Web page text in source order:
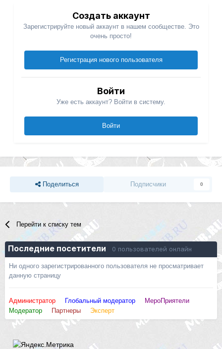
Создать аккаунт
Зарегистрируйте новый аккаунт в нашем сообществе. Это
очень просто!
Регистрация нового пользователя
Войти
Уже есть аккаунт? Войти в систему.
Войти
Поделиться Подписчики 0
Перейти к списку тем
Последние посетители 0 пользователей онлайн
Ни одного зарегистрированного пользователя не просматривает
данную страницу
Администратор Глобальный модератор
МероПриятели
Модератор
Партнеры Эксперт